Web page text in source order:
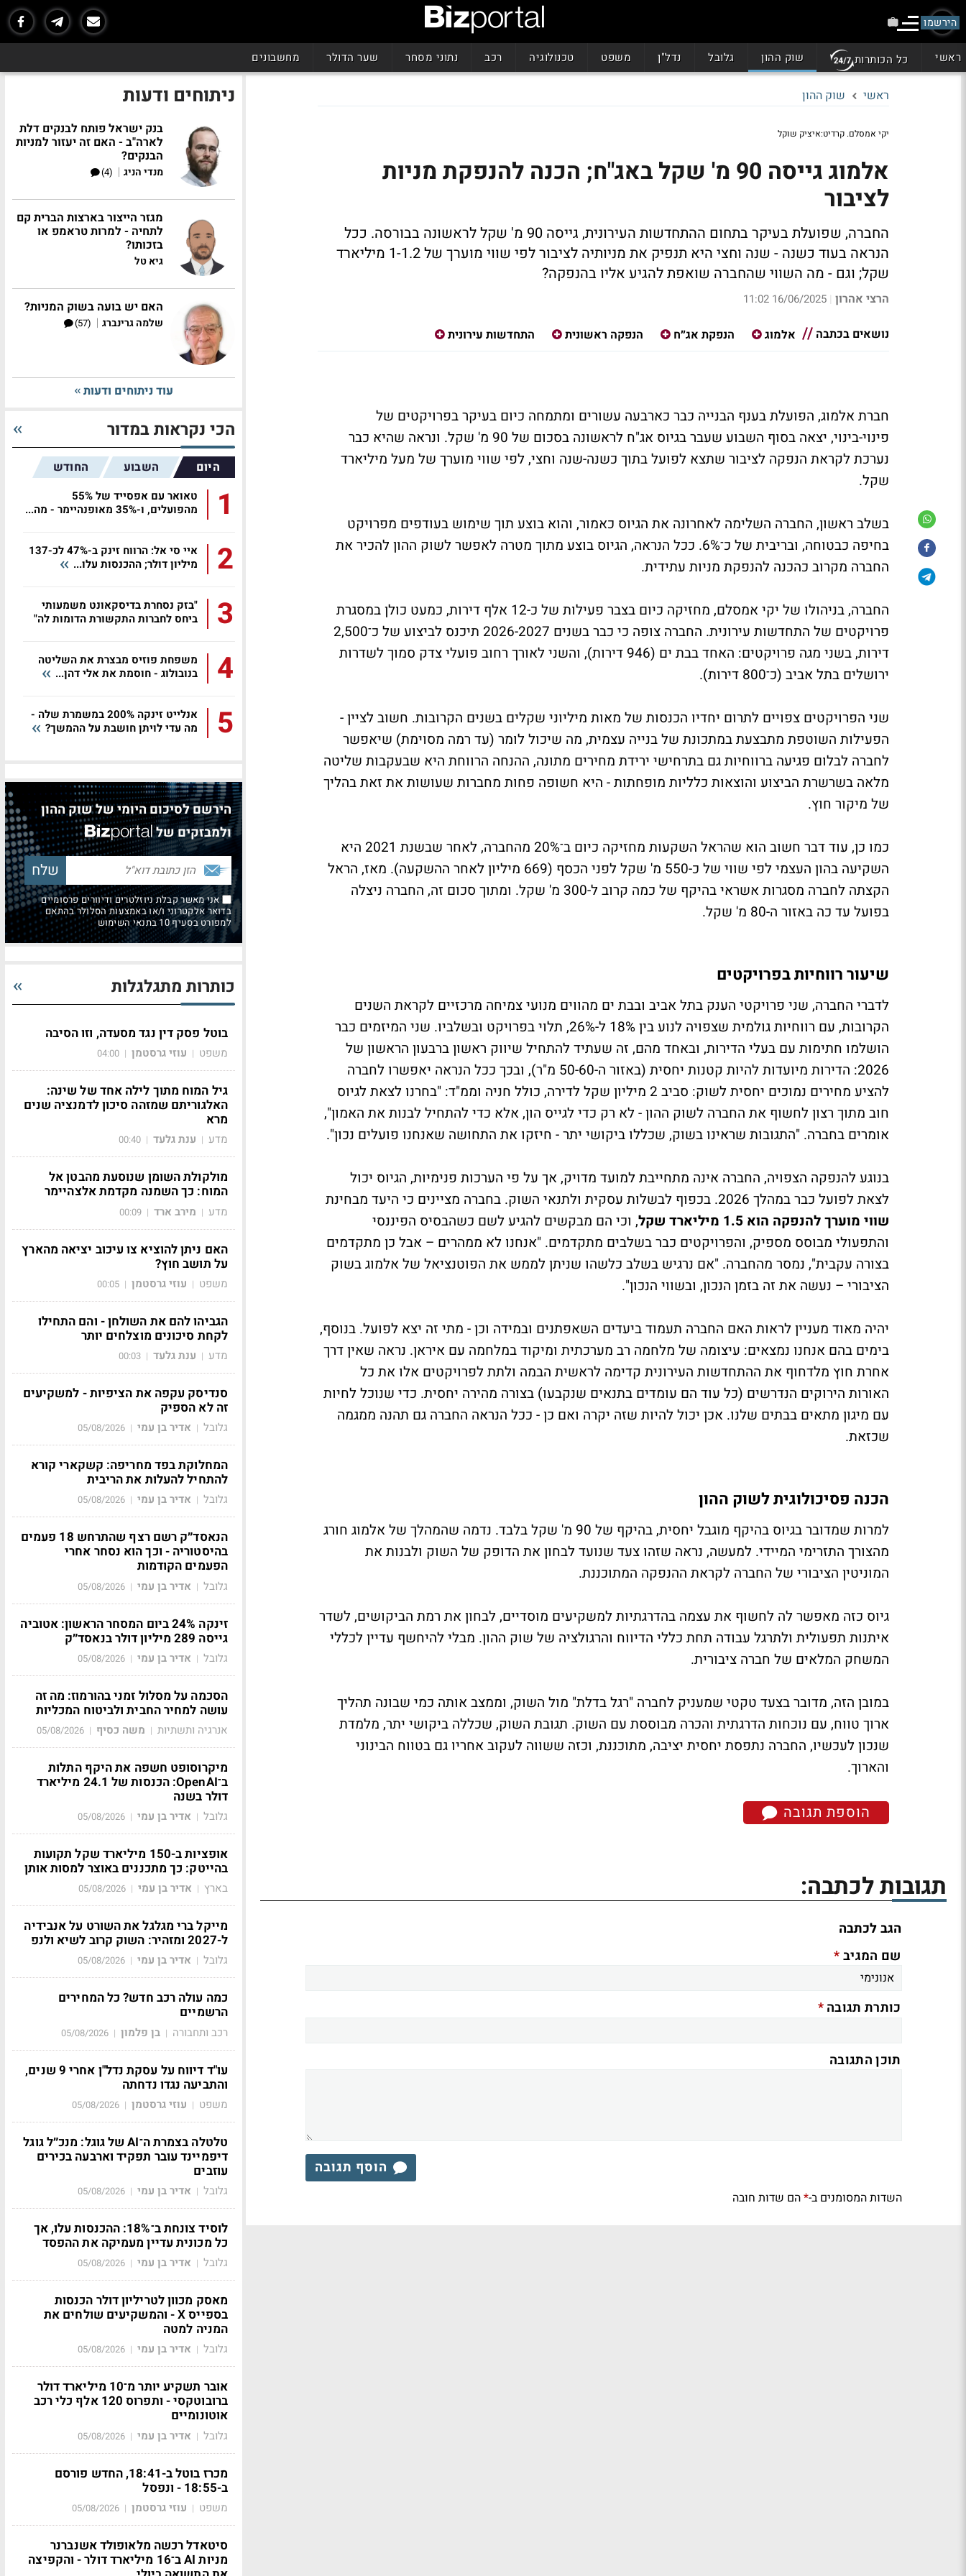
הירשמו
ראשי כל הכותרות שוק ההון גלובל נדל"ן משפט טכנולוגיה רכב נתוני מסחר שער הדולר מחשבונים
ראשי שוק ההון
יקי אמסלם. קרדיט:איציק שוקל
אלמוג גייסה 90 מ' שקל באג"ח; הכנה להנפקת מניות
לציבור
החברה, שפועלת בעיקר בתחום ההתחדשות העירונית, גייסה 90 מ' שקל לראשונה בבורסה. ככל
הנראה בעוד כשנה - שנה וחצי היא תנפיק את מניותיה לציבור לפי שווי מוערך של 1-1.2 מיליארד
שקל; וגם - מה השווי שהחברה שואפת להגיע אליו בהנפקה?
הרצי אהרון |
16/06/2025 11:02
נושאים בכתבה אלמוג הנפקת אג״ח הנפקה ראשונית התחדשות עירונית
חברת אלמוג, הפועלת בענף הבנייה כבר כארבעה עשורים ומתמחה כיום בעיקר בפרויקטים של
פינוי-בינוי, יצאה בסוף השבוע שעבר בגיוס אג"ח לראשונה בסכום של 90 מ' שקל. ונראה שהיא כבר
נערכת לקראת הנפקה לציבור שתצא לפועל בתוך כשנה-שנה וחצי, לפי שווי מוערך של מעל מיליארד
שקל.
בשלב ראשון, החברה השלימה לאחרונה את הגיוס כאמור, והוא בוצע תוך שימוש בעודפים מפרויקט
בחיפה כבטוחה, ובריבית של כ־6%. ככל הנראה, הגיוס בוצע מתוך מטרה לאפשר לשוק ההון להכיר את
החברה מקרוב כהכנה להנפקת מניות עתידית.
החברה, בניהולו של יקי אמסלם, מחזיקה כיום בצבר פעילות של כ-12 אלף דירות, כמעט כולן במסגרת
פרויקטים של התחדשות עירונית. החברה צופה כי כבר בשנים 2026-2027 תיכנס לביצוע של כ־2,500
דירות, בשני מגה פרויקטים: האחד בבת ים (946 דירות), והשני לאורך רחוב פועלי צדק סמוך לשדרות
ירושלים בתל אביב (כ־800 דירות).
שני הפרויקטים צפויים לתרום יחדיו הכנסות של מאות מיליוני שקלים בשנים הקרובות. חשוב לציין -
הפעילות השוטפת מתבצעת במתכונת של בנייה עצמית, מה שיכול לומר (עד רמה מסוימת) שיאפשר
לחברה לבלום פגיעה ברווחיות גם בתרחישי ירידת מחירים מתונה, ההנחה הרווחת היא שבעקבות שליטה
מלאה בשרשרת הביצוע והוצאות כלליות מופחתות - היא חשופה פחות מחברות שעושות את זאת בהליך
של מיקור חוץ.
כמו כן, עוד דבר חשוב הוא שהראל השקעות מחזיקה כיום ב־20% מהחברה, לאחר שבשנת 2021 היא
השקיעה בהון העצמי לפי שווי של כ-550 מ' שקל לפני הכסף (669 מיליון לאחר ההשקעה). מאז, הראל
הקצתה לחברה מסגרות אשראי בהיקף של כמה קרוב ל-300 מ' שקל. ומתוך סכום זה, החברה ניצלה
בפועל עד כה באזור ה-80 מ' שקל.
שיעור רווחיות בפרויקטים
לדברי החברה, שני פרויקטי הענק בתל אביב ובבת ים מהווים מנועי צמיחה מרכזיים לקראת השנים
הקרובות, עם רווחיות גולמית שצפויה לנוע בין 18% ל-26%, תלוי בפרויקט ובשלביו. שני המיזמים כבר
הושלמו חתימות עם בעלי הדירות, ובאחד מהם, זה שעתיד להתחיל שיווק ראשון ברבעון הראשון של
2026: הדירות מיועדות להיות קטנות יחסית (באזור ה-50-60 מ"ר), ובכך ככל הנראה יאפשרו לחברה
להציע מחירים נמוכים יחסית לשוק: סביב 2 מיליון שקל לדירה, כולל חניה וממ"ד: "בחרנו לצאת לגיוס
חוב מתוך רצון לחשוף את החברה לשוק ההון - לא רק כדי לגייס הון, אלא כדי להתחיל לבנות את האמון",
אומרים בחברה. "התגובות שראינו בשוק, שכללו ביקושי יתר - חיזקו את התחושה שאנחנו פועלים נכון".
בנוגע להנפקה הצפויה, החברה אינה מתחייבת למועד מדויק, אך על פי הערכות פנימיות, הגיוס יכול
לצאת לפועל כבר במהלך 2026. בכפוף לבשלות עסקית ולתנאי השוק. בחברה מציינים כי היעד מבחינת
שווי מוערך להנפקה הוא 1.5 מיליארד שקל
, וכי הם מבקשים להגיע לשם כשהבסיס הפיננסי
והתפעולי מבוסס מספיק, והפרויקטים כבר בשלבים מתקדמים. "אנחנו לא ממהרים – אבל כן מתקדמים
בצורה עקבית", נמסר מהחברה. "אם נרגיש בשלב כלשהו שניתן לממש את הפוטנציאל של אלמוג בשוק
הציבורי – נעשה את זה בזמן הנכון, ובשווי הנכון".
יהיה מאוד מעניין לראות האם החברה תעמוד ביעדים השאפתנים ובמידה וכן - מתי זה יצא לפועל. בנוסף,
בימים בהם אנחנו נמצאים: עיצומה של מלחמה רב מערכתית ומיקוד במלחמה עם איראן. נראה שאין דרך
אחרת חוץ מלדחוף את ההתחדשות העירונית קדימה לראשית הבמה ולתת לפרויקטים אלו את כל
האורות הירוקים הנדרשים (כל עוד הם עומדים בתנאים שנקבעו) בצורה מהירה יחסית. כדי שנוכל לחיות
עם מיגון מתאים בבתים שלנו. אכן יכול להיות שזה יקרה ואם כן - ככל הנראה החברה גם תהנה ממגמה
שכזאת.
הכנה פסיכולוגית לשוק ההון
למרות שמדובר בגיוס בהיקף מוגבל יחסית, בהיקף של 90 מ' שקל בלבד. נדמה שהמהלך של אלמוג חורג
מהצורך התזרימי המיידי. למעשה, נראה שזהו צעד שנועד לבחון את הדופק של השוק ולבנות את
המוניטין הציבורי של החברה לקראת ההנפקה המתוכננת.
גיוס כזה מאפשר לה לחשוף את עצמה בהדרגתיות למשקיעים מוסדיים, לבחון את רמת הביקושים, לשדר
איתנות תפעולית ולתרגל עבודה תחת כללי הדיווח והרגולציה של שוק ההון. מבלי להיחשף עדיין לכללי
המשחק המלאים של חברה ציבורית.
במובן הזה, מדובר בצעד טקטי שמעניק לחברה "רגל בדלת" מול השוק, וממצב אותה כמי שבונה תהליך
ארוך טווח, עם נוכחות הדרגתית והכרה מבוססת עם השוק. תגובת השוק, שכללה ביקושי יתר, מלמדת
שנכון לעכשיו, החברה נתפסת יחסית יציבה, מתוכננת, וכזה ששווה לעקוב אחריו גם בטווח הבינוני
והארוך.
הוספת תגובה
תגובות לכתבה:
הגב לכתבה
שם המגיב*
כותרת תגובה*
תוכן התגובה
הוסף תגובה
השדות המסומנים ב-*הם שדות חובה
ניתוחים ודעות
בנק ישראל פותח לבנקים דלת
לארה"ב - האם זה יעזור למניות
הבנקים?
מנדי הניג |
(4)
מגזר הייצור בארצות הברית קם
לתחיה - למרות טראמפ או
בזכותו?
גיא טל
האם יש בועה בשוק המניות?
שלמה גרינברג |
(57)
עוד ניתוחים ודעות
הכי נקראות במדור
היום השבוע החודש
1
טאואר עם אפסייד של 55%
מהפועלים, ו-35% מאופנהיימר - מה...
2
איי סי אל: הרווח זינק ב-47% לכ-137
מיליון דולר; ההכנסות עלו...
3
"בזק נסחרת בדיסקאונט משמעותי
ביחס לחברות התקשורת הדומות לה"
4
משפחת פוזיס מבצרת את השליטה
בנובולוג - חוסמת את אלי דהן...
5
אנלייט זינקה 200% במשמרת שלה -
מה עדי לויתן חושבת על ההמשך?
הירשם לסיכום היומי של שוק ההון
ולמבזקים של
אני מאשר קבלת ניוזלטרים ודיוורים פרסומיים
בדואר אלקטרוני ו/או באמצעות הסלולר בהתאם
למפורט בסעיף 10 בתנאי השימוש
כותרות מתגלגלות
בוטל פסק דין נגד מסעדה, וזו הסיבה
משפט | עוזי גרסטמן |
04:00
גיל המוח מתוך לילה אחד של שינה:
האלגוריתם שמזהה סיכון לדמנציה שנים
מרא
מדע | ענת גלעד |
00:40
מולקולת השומן שנוסעת מהבטן אל
המוח: כך השמנה מקדמת אלצהיימר
מדע | מירב ארד |
00:09
האם ניתן להוציא צו עיכוב יציאה מהארץ
על תושב חוץ?
משפט | עוזי גרסטמן |
00:05
הגביהו להם את השולחן - והם התחילו
לקחת סיכונים מוצלחים יותר
מדע | ענת גלעד |
00:03
סנדיסק עקפה את הציפיות - למשקיעים
זה לא הספיק
גלובל | אדיר בן עמי |
05/08/2026
המחלוקת בפד מחריפה: קשקארי קורא
להתחיל להעלות את הריבית
גלובל | אדיר בן עמי |
05/08/2026
הנאסד״ק רשם רצף שהתרחש 18 פעמים
בהיסטוריה - וכך הוא נסחר אחרי
הפעמים הקודמות
גלובל | אדיר בן עמי |
05/08/2026
זינקה 24% ביום המסחר הראשון: אטוביה
גייסה 289 מיליון דולר בנאסד״ק
גלובל | אדיר בן עמי |
05/08/2026
הסכמה על מסלול זמני בהורמוז: מה זה
עושה למחיר החבית ולביטוח המכליות
אנרגיה ותשתיות | משה כסיף |
05/08/2026
מיקרוסופט חשפה את היקף התלות
ב־OpenAI: הכנסות של 24.1 מיליארד
דולר בשנה
גלובל | אדיר בן עמי |
05/08/2026
אופציות ב-150 מיליארד שקל תקועות
בהייטק: כך מתכננים באוצר למסות אותן
בארץ | אדיר בן עמי |
05/08/2026
מייקל ברי מגלגל את השורט על אנבידיה
ל-2027 ומזהיר: השוק קרוב לשיא ולנפ
גלובל | אדיר בן עמי |
05/08/2026
כמה עולה רכב חדש? כל המחירים
הרשמיים
רכב ותחבורה | בן פלמון |
05/08/2026
עו"ד דיווח על עסקת נדל"ן אחרי 9 שנים,
והתביעה נגדו נדחתה
משפט | עוזי גרסטמן |
05/08/2026
טלטלה בצמרת ה־AI של גוגל: מנכ״ל גוגל
דיפמיינד עובר תפקיד וארבעה בכירים
עוזבים
גלובל | אדיר בן עמי |
05/08/2026
לוסיד צונחת ב־18%: ההכנסות עלו, אך
כל מכונית עדיין מעמיקה את ההפסד
גלובל | אדיר בן עמי |
05/08/2026
מאסק מכוון לטריליון דולר הכנסות
בספייס X - והמשקיעים שולחים את
המניה למטה
גלובל | אדיר בן עמי |
05/08/2026
אובר תשקיע יותר מ־10 מיליארד דולר
ברובוטקסי - ותפרוס 120 אלף כלי רכב
אוטונומיים
גלובל | אדיר בן עמי |
05/08/2026
מכרז בוטל ב-18:41, החדש פורסם
ב-18:55 - ונפסל
משפט | עוזי גרסטמן |
05/08/2026
סיטאדל רכשה מלאופולד אשנברנר
מניות AI ב־16 מיליארד דולר - והקפיצה